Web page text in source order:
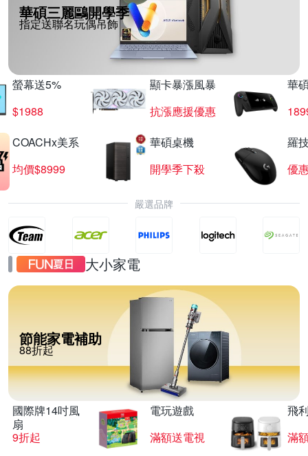
華碩三麗鷗開學季
指定送聯名玩偶吊飾
螢幕送5%
$1988
顯卡暴漲風暴
抗漲應援優惠
華
COACHx美系
均價$8999
華碩桌機
開學季下殺
羅
優
嚴選品牌
大小家電
節能家電補助
88折起
國際牌14吋風
扇
9折起
電玩遊戲
滿額送電視
飛
滿